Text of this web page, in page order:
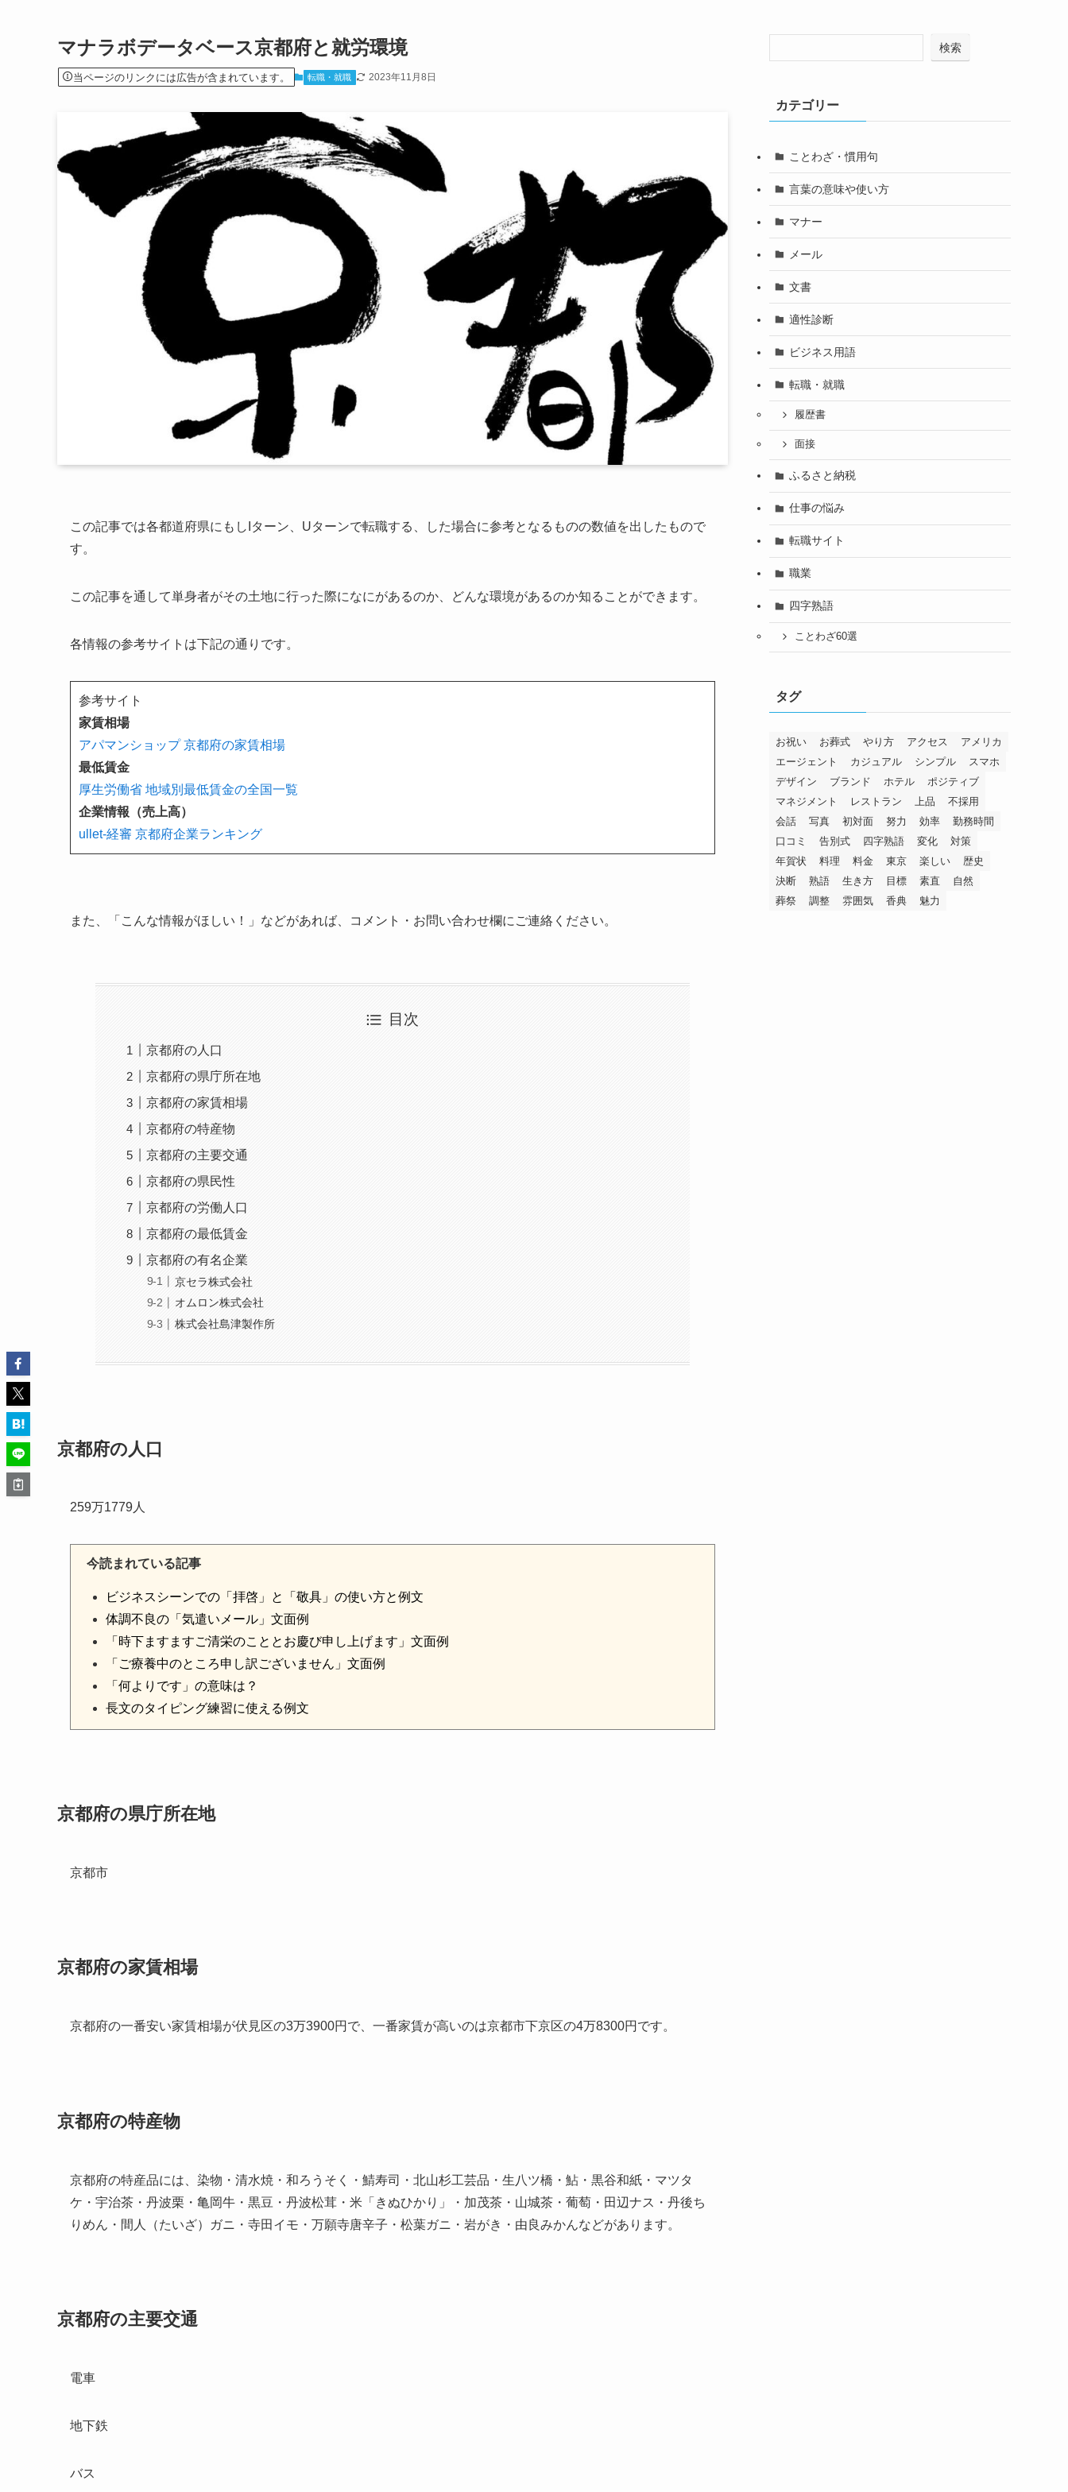
マナラボデータベース京都府と就労環境
当ページのリンクには広告が含まれています。 転職・就職 2023年11月8日
この記事では各都道府県にもしIターン、Uターンで転職する、した場合に参考となるものの数値を出したもので
す。
この記事を通して単身者がその土地に行った際になにがあるのか、どんな環境があるのか知ることができます。
各情報の参考サイトは下記の通りです。
参考サイト
家賃相場
アパマンショップ 京都府の家賃相場
最低賃金
厚生労働省 地域別最低賃金の全国一覧
企業情報（売上高）
ullet-経審 京都府企業ランキング
また、「こんな情報がほしい！」などがあれば、コメント・お問い合わせ欄にご連絡ください。
目次
京都府の人口
京都府の県庁所在地
京都府の家賃相場
京都府の特産物
京都府の主要交通
京都府の県民性
京都府の労働人口
京都府の最低賃金
京都府の有名企業
京セラ株式会社
オムロン株式会社
株式会社島津製作所
京都府の人口
259万1779人
今読まれている記事
ビジネスシーンでの「拝啓」と「敬具」の使い方と例文
体調不良の「気遣いメール」文面例
「時下ますますご清栄のこととお慶び申し上げます」文面例
「ご療養中のところ申し訳ございません」文面例
「何よりです」の意味は？
長文のタイピング練習に使える例文
京都府の県庁所在地
京都市
京都府の家賃相場
京都府の一番安い家賃相場が伏見区の3万3900円で、一番家賃が高いのは京都市下京区の4万8300円です。
京都府の特産物
京都府の特産品には、染物・清水焼・和ろうそく・鯖寿司・北山杉工芸品・生八ツ橋・鮎・黒谷和紙・マツタ
ケ・宇治茶・丹波栗・亀岡牛・黒豆・丹波松茸・米「きぬひかり」・加茂茶・山城茶・葡萄・田辺ナス・丹後ち
りめん・間人（たいざ）ガニ・寺田イモ・万願寺唐辛子・松葉ガニ・岩がき・由良みかんなどがあります。
京都府の主要交通
電車
地下鉄
バス
検索
カテゴリー
ことわざ・慣用句
言葉の意味や使い方
マナー
メール
文書
適性診断
ビジネス用語
転職・就職
履歴書
面接
ふるさと納税
仕事の悩み
転職サイト
職業
四字熟語
ことわざ60選
タグ
お祝い お葬式 やり方 アクセス
アメリカ
エージェント
カジュアル シンプル
スマホ
デザイン
ブランド ホテル
ポジティブ
マネジメント
レストラン 上品
不採用
会話
写真 初対面 努力 効率
勤務時間
口コミ
告別式 四字熟語 変化
対策
年賀状
料理 料金 東京 楽しい
歴史
決断
熟語 生き方 目標 素直
自然
葬祭
調整 雰囲気 香典 魅力